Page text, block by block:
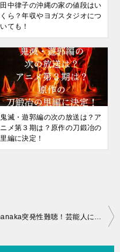
田中律子の沖縄の家の値段はい
くら？年収やヨガスタジオにつ
いても！
鬼滅・遊郭編の次の放送は？ア
ニメ第３期は？原作の刀鍛冶の
里編に決定！